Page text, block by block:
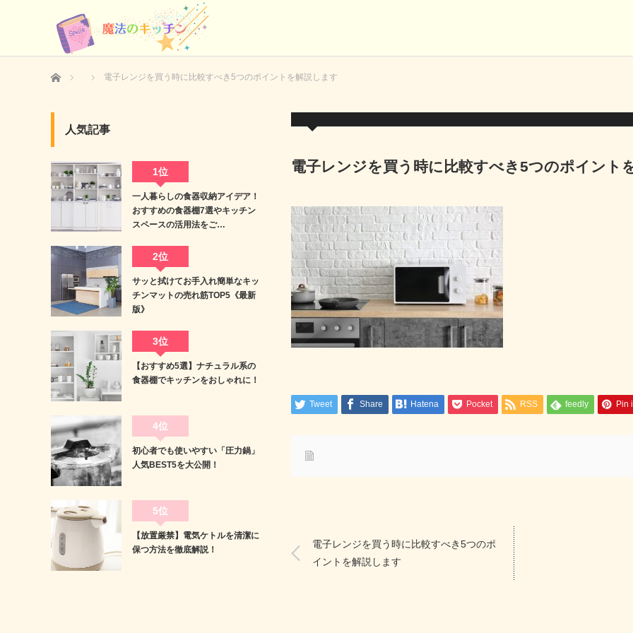
ホーム 電子レンジを買う時に比較すべき5つのポイントを解説します
電子レンジを買う時に比較すべき5つのポイント
Tweet Share Hatena Pocket RSS feedly Pin
電子レンジを買う時に比較すべき5つのポ
イントを解説します
人気記事
1位
一人暮らしの食器収納アイデア！
おすすめの食器棚7選やキッチン
スペースの活用法をご…
2位
サッと拭けてお手入れ簡単なキッ
チンマットの売れ筋TOP5《最新
版》
3位
【おすすめ5選】ナチュラル系の
食器棚でキッチンをおしゃれに！
4位
初心者でも使いやすい「圧力鍋」
人気BEST5を大公開！
5位
【放置厳禁】電気ケトルを清潔に
保つ方法を徹底解説！